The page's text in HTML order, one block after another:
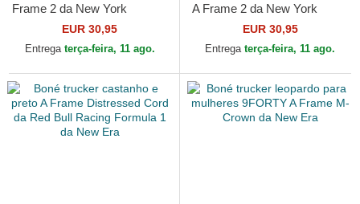
Frame 2 da New York
Yankees MLB da New Era
EUR 30,95
Entrega terça-feira, 11 ago.
A Frame 2 da New York
Yankees MLB da New Era
EUR 30,95
Entrega terça-feira, 11 ago.